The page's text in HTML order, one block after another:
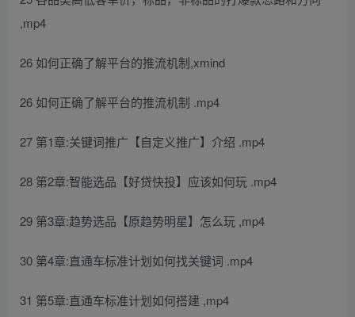
,mp4
26 如何正确了解平台的推流机制,xmind
26 如何正确了解平台的推流机制 .mp4
27 第1章:关键词推广【自定义推广】介绍 .mp4
28 第2章:智能选品【好贷快投】应该如何玩 .mp4
29 第3章:趋势选品【原趋势明星】怎么玩 ,mp4
30 第4章:直通车标准计划如何找关键词 .mp4
31 第5章:直通车标准计划如何搭建 ,mp4